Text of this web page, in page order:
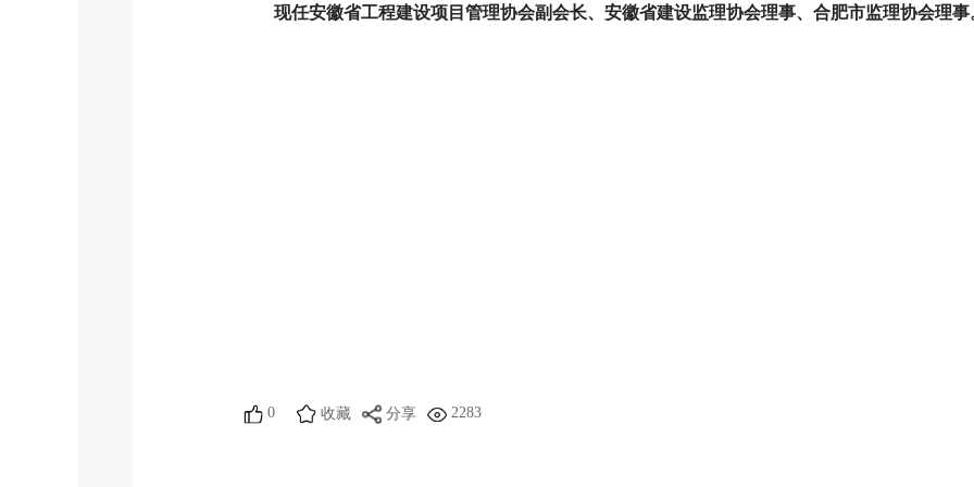
现任安徽省工程建设项目管理协会副会长、安徽省建设监理协会理事、合肥市监理协会理事
0 收藏 分享 2283